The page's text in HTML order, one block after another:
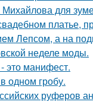
для
платье,
Лепсом, а на
неделе моды.
это манифест.
одном гробу.
руферов